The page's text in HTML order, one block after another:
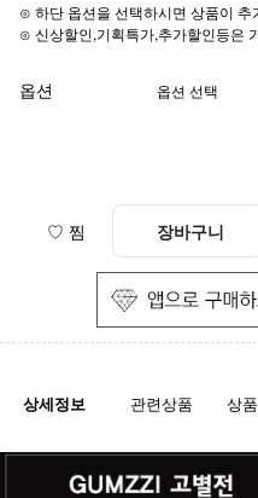
⊙ 하단 옵션을 선택하시면 상품이
⊙ 신상할인,기획특가,추가할인등은
옵션
♡ 찜 장바구니
상세정보 관련상품 상